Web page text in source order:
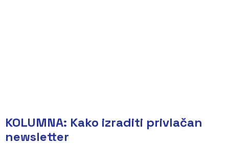
KOLUMNA: Kako izraditi privlačan
newsletter